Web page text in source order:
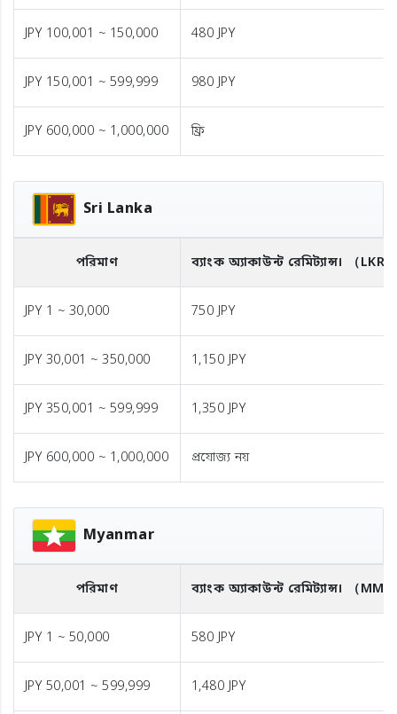
JPY 100,001 ~ 150,000 480 JPY
JPY 150,001 ~ 599,999 980 JPY
JPY 600,000 ~ 1,000,000 ফ্রি
Sri Lanka
পরিমাণ ব্যাংক অ্যাকাউন্ট রেমিট্যান্স। （LKR）
JPY 1 ~ 30,000 750 JPY
JPY 30,001 ~ 350,000 1,150 JPY
JPY 350,001 ~ 599,999 1,350 JPY
JPY 600,000 ~ 1,000,000 প্রযোজ্য নয়
Myanmar
পরিমাণ ব্যাংক অ্যাকাউন্ট রেমিট্যান্স। （MMK
JPY 1 ~ 50,000 580 JPY
JPY 50,001 ~ 599,999 1,480 JPY